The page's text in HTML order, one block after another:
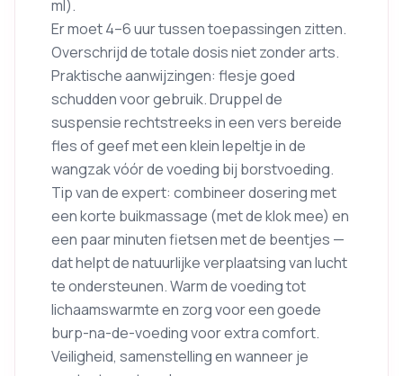
ml).
Er moet 4–6 uur tussen toepassingen zitten.
Overschrijd de totale dosis niet zonder arts.
Praktische aanwijzingen: flesje goed
schudden voor gebruik. Druppel de
suspensie rechtstreeks in een vers bereide
fles of geef met een klein lepeltje in de
wangzak vóór de voeding bij borstvoeding.
Tip van de expert: combineer dosering met
een korte buikmassage (met de klok mee) en
een paar minuten fietsen met de beentjes —
dat helpt de natuurlijke verplaatsing van lucht
te ondersteunen. Warm de voeding tot
lichaamswarmte en zorg voor een goede
burp-na-de-voeding voor extra comfort.
Veiligheid, samenstelling en wanneer je